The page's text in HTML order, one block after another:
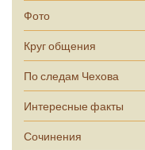
Фото
Круг общения
По следам Чехова
Интересные факты
Сочинения